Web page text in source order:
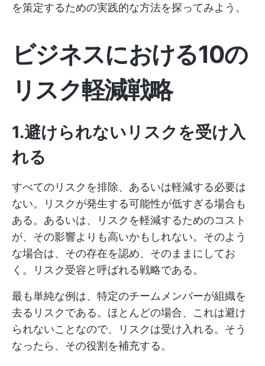
を策定するための実践的な方法を探ってみよう。
ビジネスにおける10の
リスク軽減戦略
1.避けられないリスクを受け入
れる
すべてのリスクを排除、あるいは軽減する必要は
ない。リスクが発生する可能性が低すぎる場合も
ある。あるいは、リスクを軽減するためのコスト
が、その影響よりも高いかもしれない。そのよう
な場合は、その存在を認め、そのままにしてお
く。リスク受容と呼ばれる戦略である。
最も単純な例は、特定のチームメンバーが組織を
去るリスクである。ほとんどの場合、これは避け
られないことなので、リスクは受け入れる。そう
なったら、その役割を補充する。